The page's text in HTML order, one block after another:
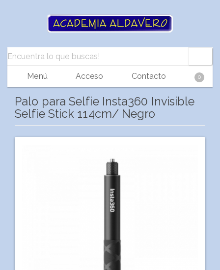
Menú Acceso Contacto 0
Palo para Selfie Insta360 Invisible
Selfie Stick 114cm/ Negro